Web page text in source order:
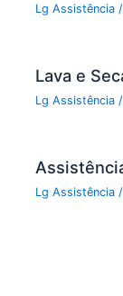
Lg Assistência
Lava e
Lg Assistência
Lg Assistência